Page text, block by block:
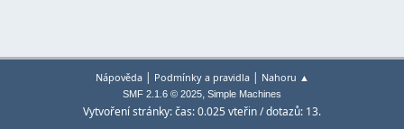
Nápověda| Podmínky a pravidla| Nahoru ▲
SMF 2.1.6 © 2025, Simple Machines
Vytvoření stránky: čas: 0.025 vteřin / dotazů: 13.